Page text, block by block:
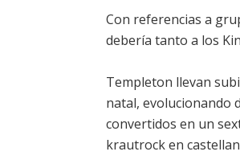
Con referencias a
debería tanto a los
Templeton llevan
natal, evolucionando
convertidos en un
krautrock en